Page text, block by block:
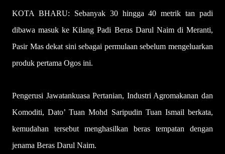
KOTA BHARU: Sebanyak 30 hingga 40 metrik tan padi
dibawa masuk ke Kilang Padi Beras Darul Naim di Meranti,
Pasir Mas dekat sini sebagai permulaan sebelum mengeluarkan
produk pertama Ogos ini.
Pengerusi Jawatankuasa Pertanian, Industri Agromakanan dan
Komoditi, Dato’ Tuan Mohd Saripudin Tuan Ismail berkata,
kemudahan tersebut menghasilkan beras tempatan dengan
jenama Beras Darul Naim.